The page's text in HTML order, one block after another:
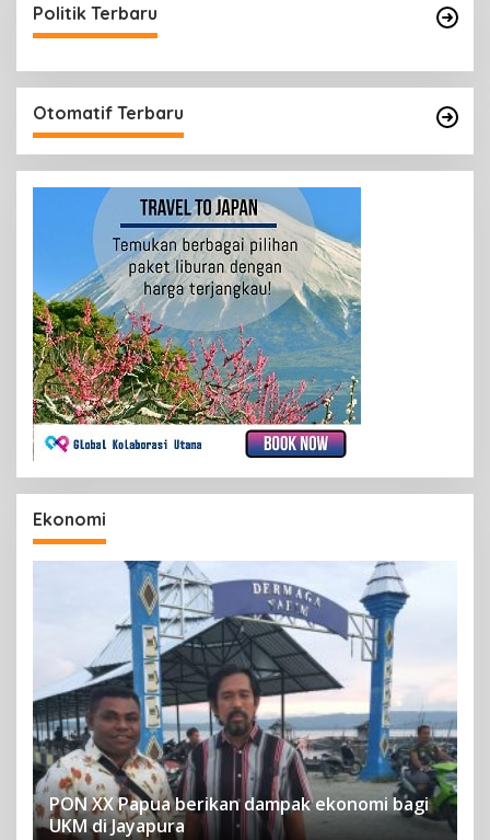
Politik Terbaru
Otomatif Terbaru
Ekonomi
PON XX Papua berikan dampak ekonomi bagi
UKM di Jayapura